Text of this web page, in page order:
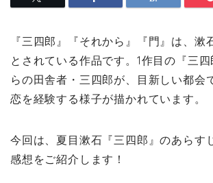
『三四郎』『それから』『門』は、漱
とされている作品です。1作目の『三
らの田舎者・三四郎が、目新しい都会
恋を経験する様子が描かれています。
今回は、夏目漱石『三四郎』のあらす
感想をご紹介します！